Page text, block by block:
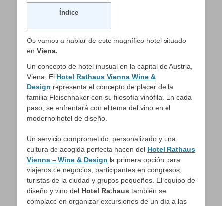
Índice
Os vamos a hablar de este magnífico hotel situado
en Viena.
Un concepto de hotel inusual en la capital de Austria,
Viena. El Hotel Rathaus Vienna Wine &
Design representa el concepto de placer de la
familia Fleischhaker con su filosofía vinófila. En cada
paso, se enfrentará con el tema del vino en el
moderno hotel de diseño.
Un servicio comprometido, personalizado y una
cultura de acogida perfecta hacen del Hotel Rathaus
Vienna – Wine & Design la primera opción para
viajeros de negocios, participantes en congresos,
turistas de la ciudad y grupos pequeños. El equipo de
diseño y vino del Hotel Rathaus también se
complace en organizar excursiones de un día a las